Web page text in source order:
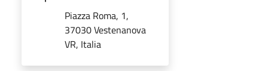
Piazza Roma, 1,
37030 Vestenanova
VR, Italia